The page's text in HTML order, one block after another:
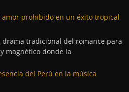
amor prohibido en un éxito tropical
drama tradicional del romance para
magnético donde la
del Perú en la música